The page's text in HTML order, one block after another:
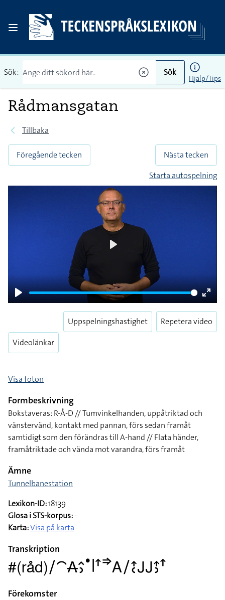
Sök: Sök
Hjälp/Tips
Rådmansgatan
Tillbaka
Föregående tecken
Nästa tecken
Starta autospelning
Play
Enter
Videolänkar
Uppspelningshastighet Repetera video
Visa foton
Formbeskrivning
Bokstaveras: R-Å-D // Tumvinkelhanden, uppåtriktad och
vänstervänd, kontakt med pannan, förs sedan framåt
samtidigt som den förändras till A-hand // Flata händer,
framåtriktade och vända mot varandra, förs framåt
Ämne
Tunnelbanestation
Lexikon-ID:18139
Glosa i STS-korpus:-
Karta:Visa på karta
Transkription
#(råd)􌥠􌤃􌥄􌤵􌤶􌤟􌥼􌦃􌦆􌤤􌥠􌤴􌥗􌤢􌤢􌤴􌤶􌦃
Förekomster